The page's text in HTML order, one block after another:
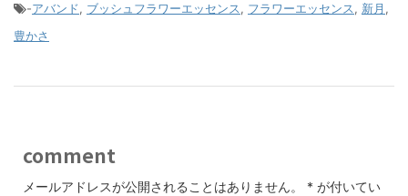
-アバンド, ブッシュフラワーエッセンス, フラワーエッセンス, 新月 ,
豊かさ
comment
メールアドレスが公開されることはありません。 * が付いてい